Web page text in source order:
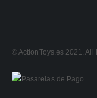
© ActionToys.es 2021. All